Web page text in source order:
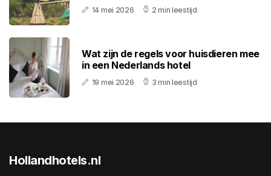
14 mei 2026 2 min leestijd
Wat zijn de regels voor huisdieren mee
in een Nederlands hotel
19 mei 2026 3 min leestijd
Hollandhotels.nl